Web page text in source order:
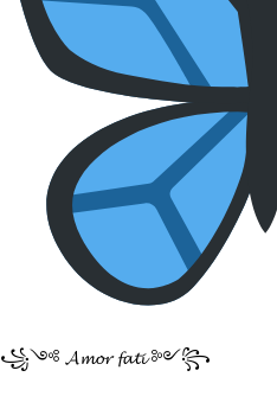
꧁༺ 𝓐𝓶𝓸𝓻 𝓯𝓪𝓽𝓲 ༻꧂